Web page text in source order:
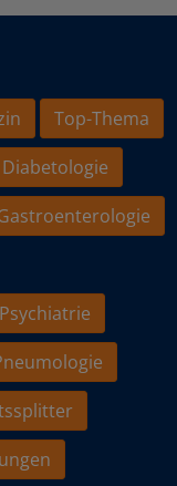
Top-Thema
Diabetologie